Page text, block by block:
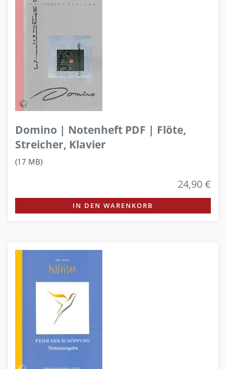
Domino | Notenheft PDF | Flöte,
Streicher, Klavier
(17 MB)
24,90 €
IN DEN WARENKORB